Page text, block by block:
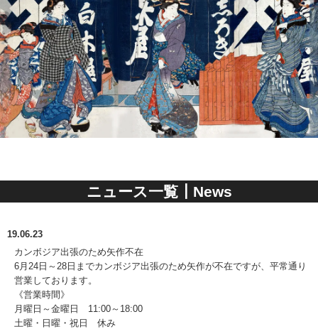
ニュース一覧┃News
19.06.23
カンボジア出張のため矢作不在
6月24日～28日までカンボジア出張のため矢作が不在ですが、平常通り
営業しております。
《営業時間》
月曜日～金曜日 11:00～18:00
土曜・日曜・祝日 休み